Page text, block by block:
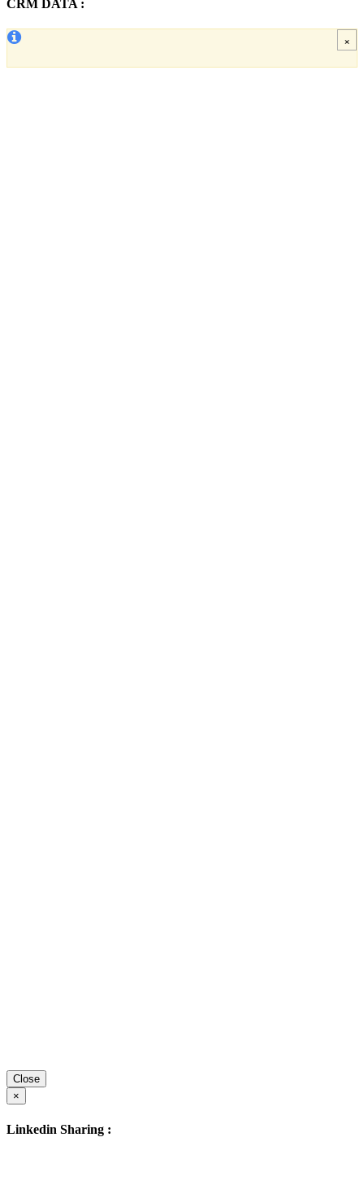
CRM DATA :
Close
×
Linkedin Sharing :